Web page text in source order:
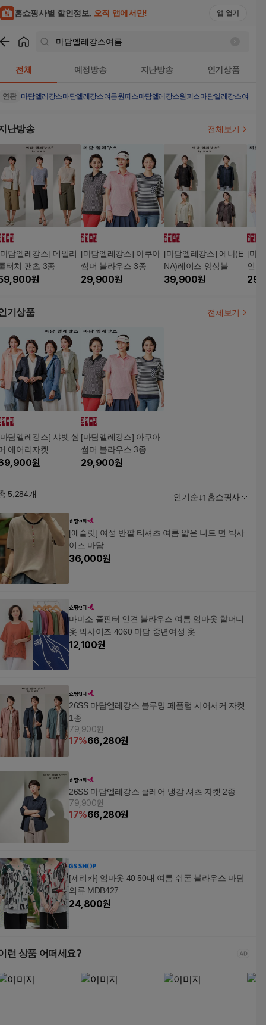
홈쇼핑사별 할인정보, 오직 앱에서만! 앱 열기
전체 예정방송 지난방송 인기상품
연관 마담엘레강스마담엘레강스여름원피스마담엘레강스원피스마담엘레강스여름원
난방송 전체보기
담엘레강스] 데일리
터치 팬츠 3종
원
[마담엘레강스] 아쿠아
썸머 블라우스 3종
29,900원
[마담엘레강스] 에나(E
NA)레이스 앙상블
39,900원
[마
인견
기상품 전체보기
담엘레강스] 샤벳 썸
에어리자켓
원
[마담엘레강스] 아쿠아
썸머 블라우스 3종
29,900원
5,284개 인기순 홈쇼핑사
[애슬릿] 여성 반팔 티셔츠 여름 얇은 니트 면 빅사
이즈 마담
36,000원
마미소 줄핀터 인견 블라우스 여름 엄마옷 할머니
옷 빅사이즈 4060 마담 중년여성 옷
12,100원
26SS 마담엘레강스 블루밍 페플럼 시어서커 자켓
1종
79,900원
17%66,280원
26SS 마담엘레강스 클레어 냉감 셔츠 자켓 2종
79,900원
17%66,280원
[제리카] 엄마옷 40 50대 여름 쉬폰 블라우스 마담
의류 MDB427
24,800원
런 상품 어떠세요?